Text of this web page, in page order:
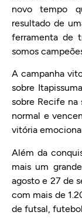
novo tempo
resultado de
ferramenta de
somos
A campanha
sobre
sobre Recife
normal e
vitória
Além da
mais um
agosto e 27 de
com mais de
de futsal,